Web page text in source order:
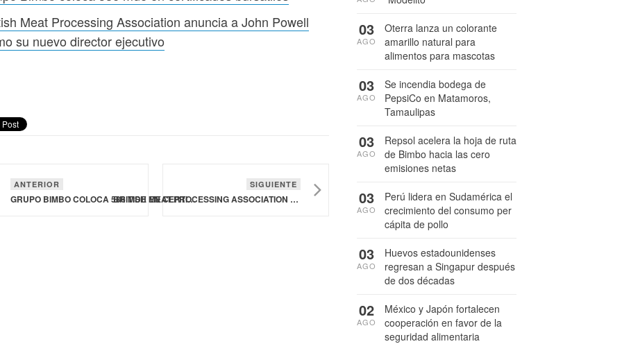
Meat Processing Association anuncia a John Powell
su nuevo director ejecutivo
ANTERIOR
GRUPO BIMBO COLOCA 586 MDE EN CERTIFICADOS BURSÁTILES
SIGUIENTE
BRITISH MEAT PROCESSING ASSOCIATION ANUNCIA A JOHN POWELL COMO SU NUEVO DIRECTOR EJECUTIVO
Oterra lanza un colorante
amarillo natural para
alimentos para mascotas
03
AGO
Se incendia bodega de
PepsiCo en Matamoros,
Tamaulipas
03
AGO
Repsol acelera la hoja de ruta
de Bimbo hacia las cero
emisiones netas
03
AGO
Perú lidera en Sudamérica el
crecimiento del consumo per
cápita de pollo
03
AGO
Huevos estadounidenses
regresan a Singapur después
de dos décadas
03
AGO
México y Japón fortalecen
cooperación en favor de la
seguridad alimentaria
02
AGO